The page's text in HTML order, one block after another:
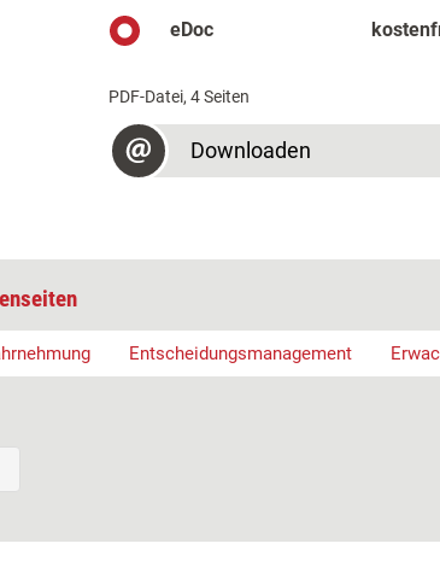
eDoc
PDF-Datei, 4 Seiten
Downloaden
Entscheidungsmanagement